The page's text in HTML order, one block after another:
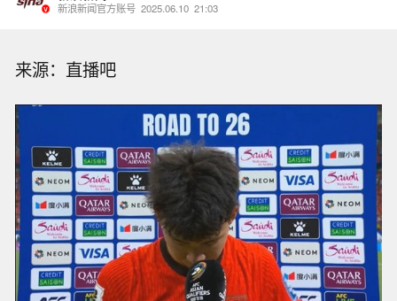
新浪新闻官方账号 2025.06.10 21:03
来源：直播吧